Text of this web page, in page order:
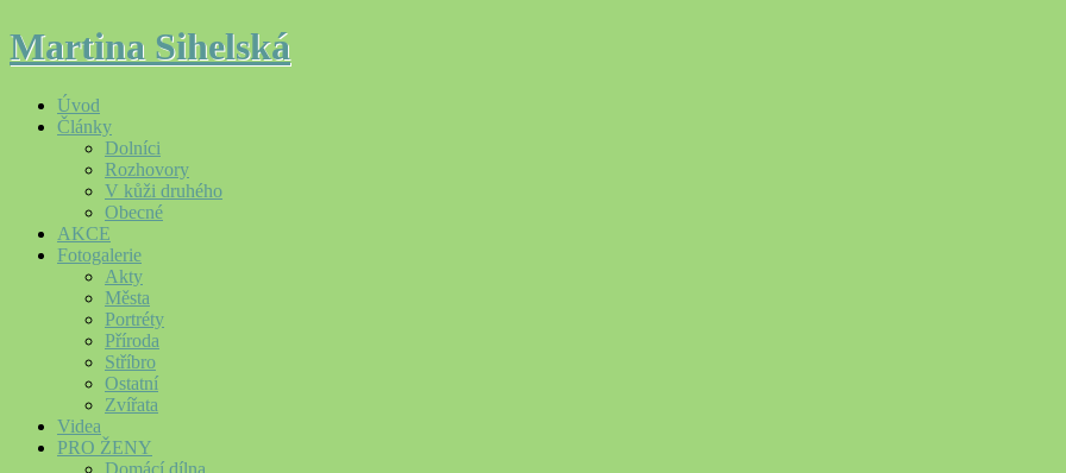
Martina Sihelská
Úvod
Články
Dolníci
Rozhovory
V kůži druhého
Obecné
AKCE
Fotogalerie
Akty
Města
Portréty
Příroda
Stříbro
Ostatní
Zvířata
Videa
PRO ŽENY
Domácí dílna